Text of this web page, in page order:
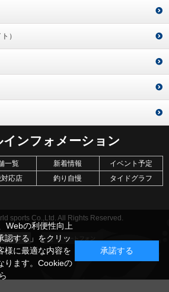
）
インフォメーション
一覧 新着情報
イベント予定
応店 釣り自慢
タイドグラフ
sports Co.,Ltd. All Rights Reserved.
Webの利便性向上
認する」をクリッ
様に最適な内容を
ります。Cookieの
承諾する